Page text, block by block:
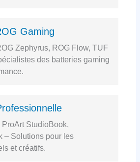
Gaming
Zephyrus, ROG Flow, TUF
des batteries gaming
ProArt StudioBook,
– Solutions pour les
et créatifs.